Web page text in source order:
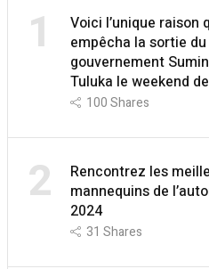
1
Voici l’unique raison
empêcha la sortie du
gouvernement
Tuluka le weekend
100Shares
2
Rencontrez les
mannequins de
2024
31 Shares